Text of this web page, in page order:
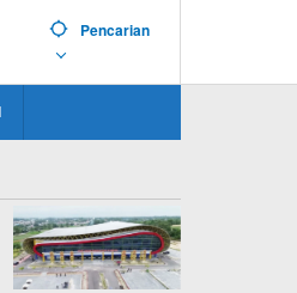
Pencarian